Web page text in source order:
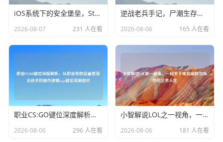
iOS系统下的安全堡垒，Steam令牌App全攻略与深度解析
2026-08-07 231 人在看
逆战老兵手记，尸潮生存法则、僵尸猎场高端玩法解析与掉落图鉴
2026-08-06 165 人在看
职业CS:GO键位深度解析，从职业哥的设置看顶尖选手的操作逻辑csgo键位说明图片
2026-08-06 296 人在看
小智解说LOL之一视角，一段关于电竞幽默与操作的艺术人生
2026-08-06 181 人在看